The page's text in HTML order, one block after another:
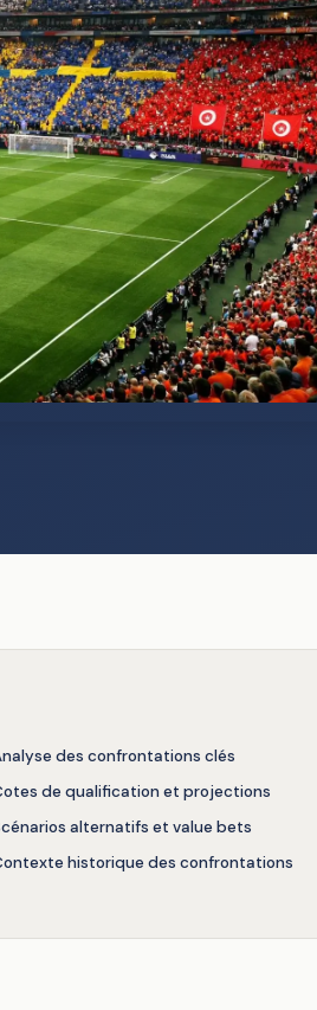
des confrontations clés
de qualification et projections
alternatifs et value bets
historique des confrontations